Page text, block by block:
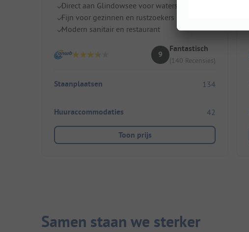
Direct aan Glindowsee voor watersport
Fijn voor gezinnen en rustzoekers
Modern sanitair en restaurant
9
Fantastisch
(140 Recensies)
Staanplaatsen 134
Huuraccommodaties 42
Toon prijs
Samen staan we sterker